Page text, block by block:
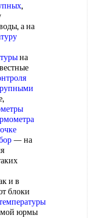
,
а на
на
— на
и в
блоки
юрмы